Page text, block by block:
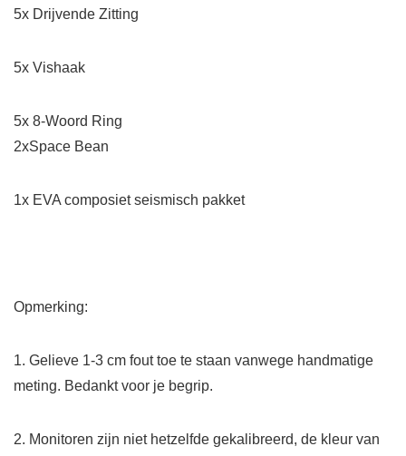
5x Drijvende Zitting
5x Vishaak
5x 8-Woord Ring
2xSpace Bean
1x EVA composiet seismisch pakket
Opmerking:
1. Gelieve 1-3 cm fout toe te staan vanwege handmatige
meting. Bedankt voor je begrip.
2. Monitoren zijn niet hetzelfde gekalibreerd, de kleur van